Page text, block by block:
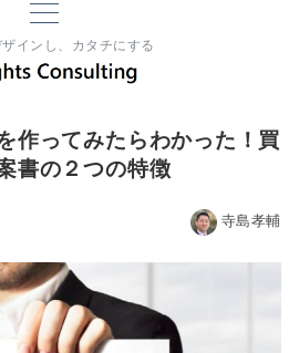
インし、カタチにする
作ってみたらわかった！買
書の２つの特徴
寺島孝輔